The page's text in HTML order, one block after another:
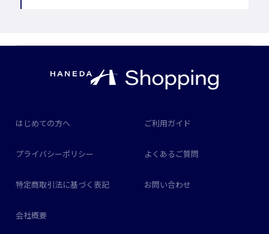
はじめての方へ ご利用ガイド
プライバシーポリシー よくあるご質問
特定商取引法に基づく表記 お問い合わせ
会社概要